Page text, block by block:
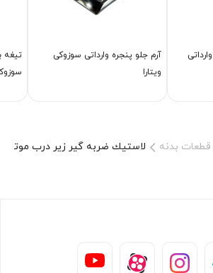
آرم جلو پنجره وارداتی سوزوکی
ویتارا
تیغه
قطعات بدنه لاستیك ضربه گیر زیر درب موتور